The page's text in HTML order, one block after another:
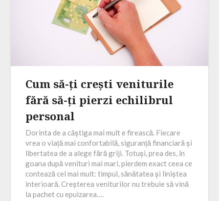
Cum să-ți crești veniturile
fără să-ți pierzi echilibrul
personal
Dorinta de a câștiga mai mult e firească. Fiecare
vrea o viață mai confortabilă, siguranță financiară și
libertatea de a alege fără griji. Totuși, prea des, în
goana după venituri mai mari, pierdem exact ceea ce
contează cel mai mult: timpul, sănătatea și liniștea
interioară. Creșterea veniturilor nu trebuie să vină
la pachet cu epuizarea….